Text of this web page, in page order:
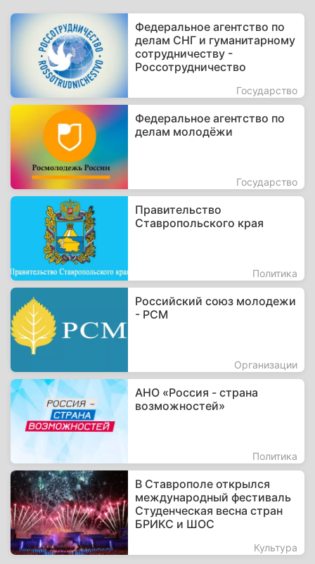
Федеральное агентство по
делам СНГ и гуманитарному
сотрудничеству -
Россотрудничество
Государство
Федеральное агентство по
делам молодёжи
Государство
Правительство
Ставропольского края
Политика
Российский союз молодежи
- РСМ
Организации
АНО «Россия - страна
возможностей»
Политика
В Ставрополе открылся
международный фестиваль
Студенческая весна стран
БРИКС и ШОС
Культура